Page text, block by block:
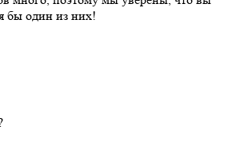
бы один из них!